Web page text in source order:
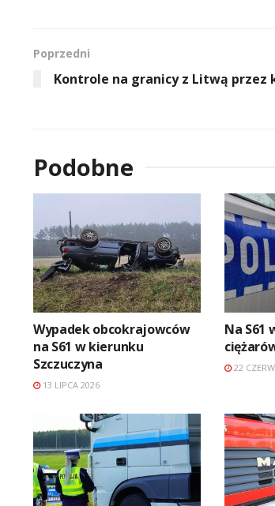
Poprzedni
Kontrole na granicy z Litwą przez
Podobne
Wypadek obcokrajowców
na S61 w kierunku
Szczuczyna
13 LIPCA 2026
Na S61
22